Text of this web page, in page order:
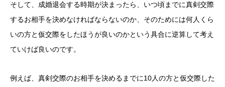
そして、成婚退会する時期が決まったら、いつ頃までに真剣交際
するお相手を決めなければならないのか、そのためには何人くら
いの方と仮交際をしたほうが良いのかという具合に逆算して考え
ていけば良いのです。
例えば、真剣交際のお相手を決めるまでに10人の方と仮交際した